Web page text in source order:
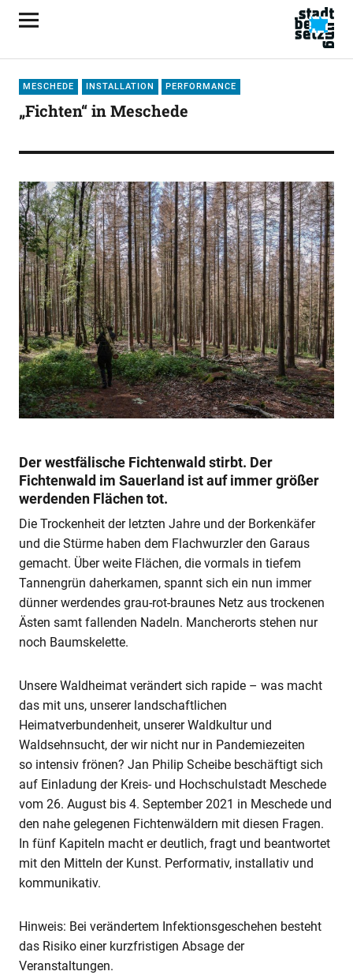
MESCHEDE INSTALLATION PERFORMANCE
„Fichten“ in Meschede
Der westfälische Fichtenwald stirbt. Der
Fichtenwald im Sauerland ist auf immer größer
werdenden Flächen tot.
Die Trockenheit der letzten Jahre und der Borkenkäfer
und die Stürme haben dem Flachwurzler den Garaus
gemacht. Über weite Flächen, die vormals in tiefem
Tannengrün daherkamen, spannt sich ein nun immer
dünner werdendes grau-rot-braunes Netz aus trockenen
Ästen samt fallenden Nadeln. Mancherorts stehen nur
noch Baumskelette.
Unsere Waldheimat verändert sich rapide – was macht
das mit uns, unserer landschaftlichen
Heimatverbundenheit, unserer Waldkultur und
Waldsehnsucht, der wir nicht nur in Pandemiezeiten
so intensiv frönen? Jan Philip Scheibe beschäftigt sich
auf Einladung der Kreis- und Hochschulstadt Meschede
vom 26. August bis 4. September 2021 in Meschede und
den nahe gelegenen Fichtenwäldern mit diesen Fragen.
In fünf Kapiteln macht er deutlich, fragt und beantwortet
mit den Mitteln der Kunst. Performativ, installativ und
kommunikativ.
Hinweis: Bei verändertem Infektionsgeschehen besteht
das Risiko einer kurzfristigen Absage der
Veranstaltungen.